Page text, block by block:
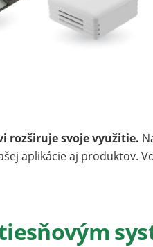
rozširuje svoje využitie.
aplikácie aj produktov.